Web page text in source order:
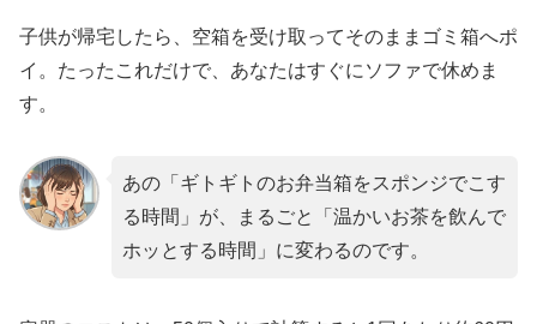
子供が帰宅したら、空箱を受け取ってそのままゴミ箱へポ
イ。たったこれだけで、あなたはすぐにソファで休めま
す。
あの「ギトギトのお弁当箱をスポンジでこす
る時間」が、まるごと「温かいお茶を飲んで
ホッとする時間」に変わるのです。